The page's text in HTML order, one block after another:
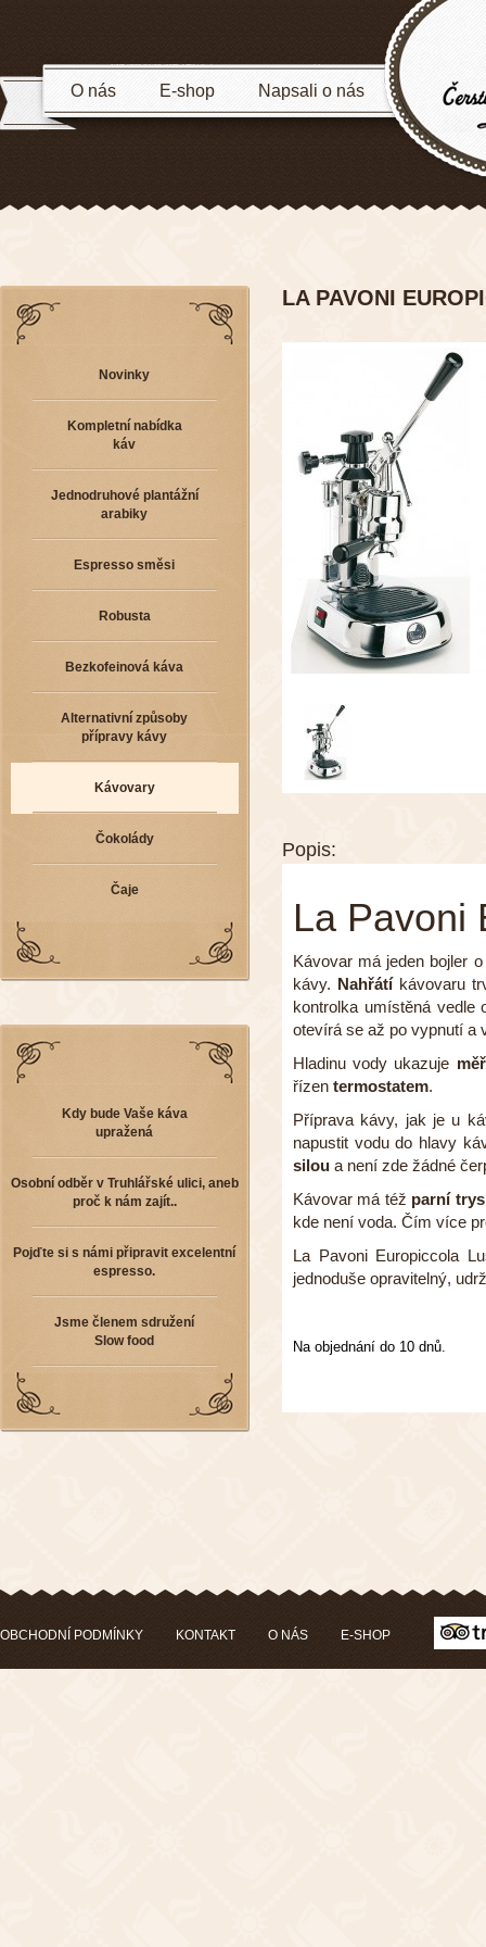
O nás E-shop Napsali o nás
Novinky
Kompletní nabídka
káv
Jednodruhové plantážní
arabiky
Espresso směsi
Robusta
Bezkofeinová káva
Alternativní způsoby
přípravy kávy
Kávovary
Čokolády
Čaje
Kdy bude Vaše káva
upražená
Osobní odběr v Truhlářské ulici, aneb
proč k nám zajít..
Pojďte si s námi připravit excelentní
espresso.
Jsme členem sdružení
Slow food
LA PAVONI
Popis:
La Pavoni
Kávovar má jeden bojler
kávy. Nahřátíkávovaru
kontrolka umístěná
otevírá se až po vypnutí a
Hladinu vody ukazuje
řízen termostatem.
Příprava kávy, jak je u
napustit vodu do hlavy
silou a není zde žádné
Kávovar má též parní
kde není voda. Čím více
La Pavoni Europiccola
jednoduše opravitelný,
Na objednání do 10 dnů.
OBCHODNÍ PODMÍNKY KONTAKT O NÁS E-SHOP